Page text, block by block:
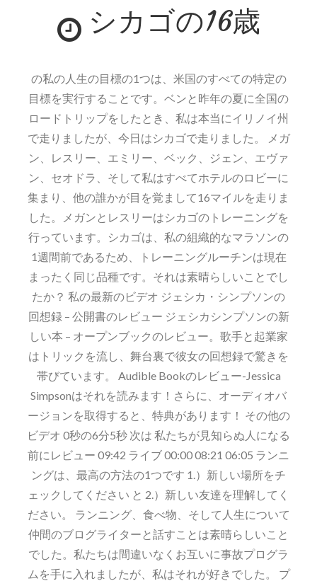
＃
シカゴの16歳
の私の人生の目標の1つは、米国のすべての特定の
目標を実行することです。ベンと昨年の夏に全国の
ロードトリップをしたとき、私は本当にイリノイ州
で走りましたが、今日はシカゴで走りました。 メガ
ン、レスリー、エミリー、ベック、ジェン、エヴァ
ン、セオドラ、そして私はすべてホテルのロビーに
集まり、他の誰かが目を覚まして16マイルを走りま
した。メガンとレスリーはシカゴのトレーニングを
行っています。シカゴは、私の組織的なマラソンの
1週間前であるため、トレーニングルーチンは現在
まったく同じ品種です。それは素晴らしいことでし
たか？ 私の最新のビデオ ジェシカ・シンプソンの
回想録 – 公開書のレビュー ジェシカシンプソンの新
しい本 – オープンブックのレビュー。歌手と起業家
はトリックを流し、舞台裏で彼女の回想録で驚きを
帯びています。 Audible Bookのレビュー-Jessica
Simpsonはそれを読みます！さらに、オーディオバ
ージョンを取得すると、特典があります！ その他の
ビデオ 0秒の6分5秒 次は 私たちが見知らぬ人になる
前にレビュー 09:42 ライブ 00:00 08:21 06:05 ランニ
ングは、最高の方法の1つです 1.）新しい場所をチ
ェックしてください と 2.）新しい友達を理解してく
ださい。 ランニング、食べ物、そして人生について
仲間のブログライターと話すことは素晴らしいこと
でした。私たちは間違いなくお互いに事故プログラ
ムを手に入れましたが、私はそれが好きでした。 プ